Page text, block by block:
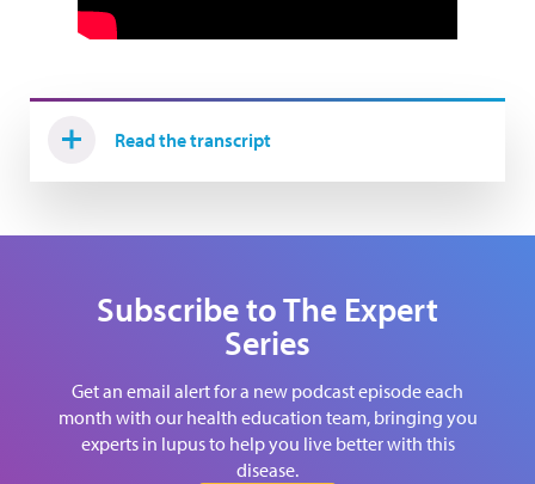
Read the transcript
Subscribe to The Expert
Series
Get an email alert for a new podcast episode each
month with our health education team, bringing you
experts in lupus to help you live better with this
disease.